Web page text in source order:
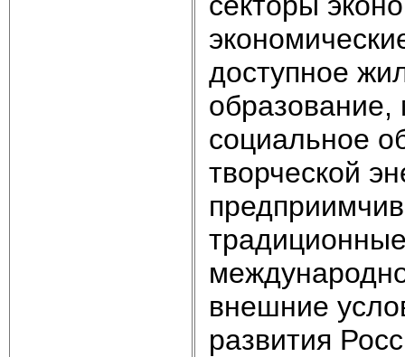
доступное
образование,
социальное
творческой
внешние
развития